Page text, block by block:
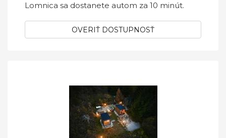
Lomnica sa dostanete autom za 10 minút.
OVERIŤ DOSTUPNOSŤ